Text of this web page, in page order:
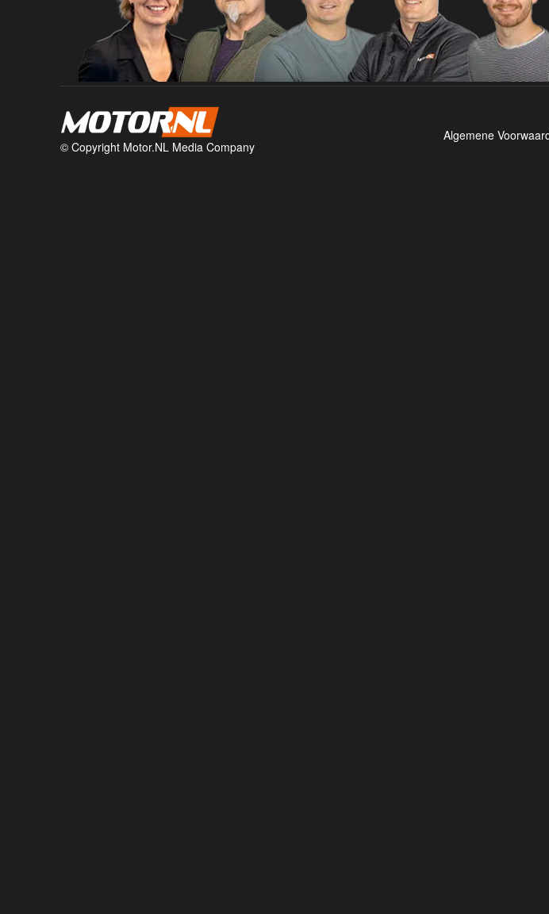
© Copyright Motor.NL Media Company
Algemene